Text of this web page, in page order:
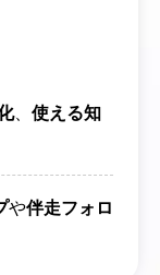
、 使える知
や伴走フォロ